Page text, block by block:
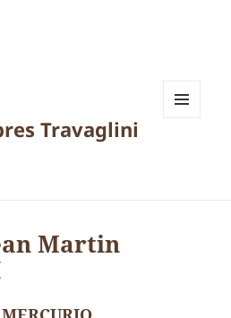
Travaglini
Martin